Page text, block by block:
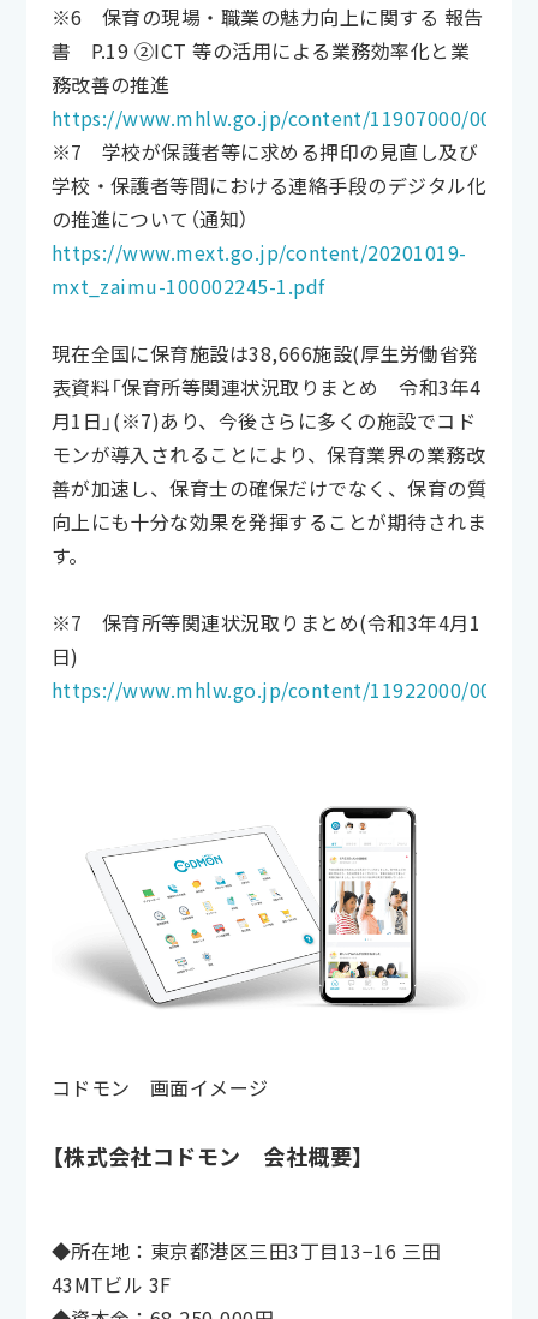
※6 保育の現場・職業の魅力向上に関する 報告
書 P.19 ②ICT 等の活用による業務効率化と業
務改善の推進
https://www.mhlw.go.jp/content/11907000/
※7 学校が保護者等に求める押印の見直し及び
学校・保護者等間における連絡手段のデジタル化
の推進について（通知）
https://www.mext.go.jp/content/20201019-
mxt_zaimu-100002245-1.pdf
現在全国に保育施設は38,666施設(厚生労働省発
表資料「保育所等関連状況取りまとめ 令和3年4
月1日」(※7)あり、今後さらに多くの施設でコド
モンが導入されることにより、保育業界の業務改
善が加速し、保育士の確保だけでなく、保育の質
向上にも十分な効果を発揮することが期待されま
す。
※7 保育所等関連状況取りまとめ(令和3年4月1
日)
https://www.mhlw.go.jp/content/11922000/
コドモン 画面イメージ
【株式会社コドモン 会社概要】
◆所在地：東京都港区三田3丁目13−16 三田
43MTビル 3F